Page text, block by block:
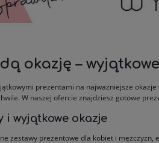
okazję –
prezentami na najważniejsze
W naszej ofercie znajdziesz gotowe
i wyjątkowe okazje
zestawy prezentowe dla kobiet i